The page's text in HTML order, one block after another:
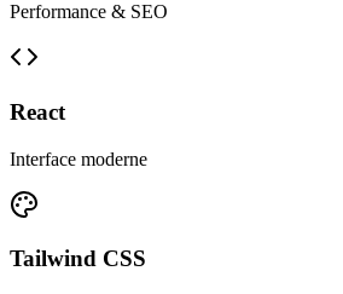
Performance & SEO
React
Interface moderne
Tailwind CSS